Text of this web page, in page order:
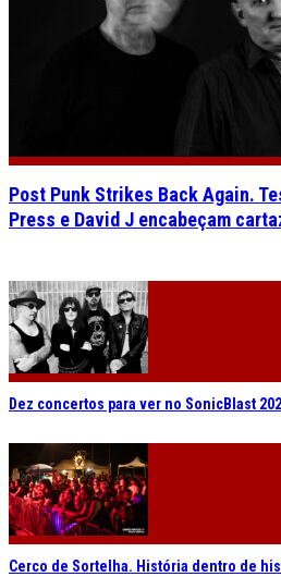
Post Punk Strikes Back Again.
Press e David J encabeçam
Dez concertos para ver no SonicBlast
Cerco de Sortelha. História dentro de